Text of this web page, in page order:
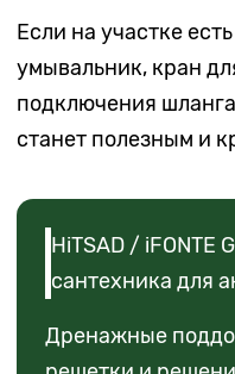
Если на участке
умывальник, кран
подключения
станет полезным и
HiTSAD / iFONTE
сантехника для
Дренажные